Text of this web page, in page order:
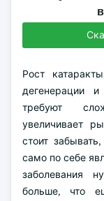
Рост
дегенерации
требуют
увеличивает
стоит
само по себе
заболевания
больше, что